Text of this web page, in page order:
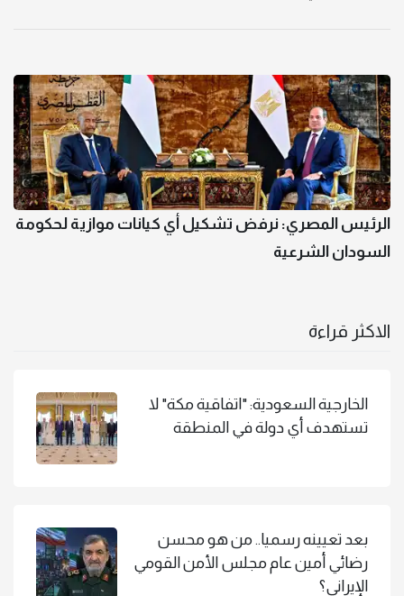
الرئيس المصري: نرفض تشكيل أي كيانات موازية لحكومة
السودان الشرعية
الاكثر قراءة
الخارجية السعودية: "اتفاقية مكة" لا
تستهدف أي دولة في المنطقة
بعد تعيينه رسميا.. من هو محسن
رضائي أمين عام مجلس الأمن القومي
الإيراني؟